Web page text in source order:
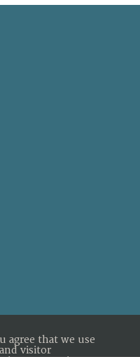
agree that we use
visitor